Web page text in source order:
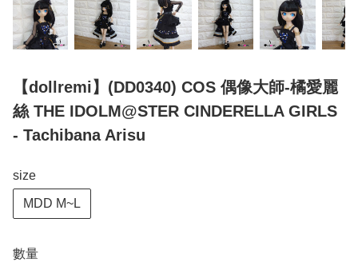
【dollremi】(DD0340) COS 偶像大師-橘愛麗
絲 THE IDOLM@STER CINDERELLA GIRLS
- Tachibana Arisu
size
MDD M~L
數量